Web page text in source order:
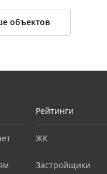
объектов
Рейтинги
ЖК
Застройщики